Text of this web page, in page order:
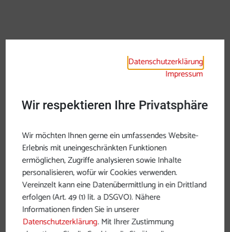
Datenschutzerklärung
Impressum
Wir respektieren Ihre Privatsphäre
Wir möchten Ihnen gerne ein umfassendes Website-
Erlebnis mit uneingeschränkten Funktionen
ermöglichen, Zugriffe analysieren sowie Inhalte
personalisieren, wofür wir Cookies verwenden.
Vereinzelt kann eine Datenübermittlung in ein Drittland
erfolgen (Art. 49 (1) lit. a DSGVO). Nähere
Informationen finden Sie in unserer
Datenschutzerklärung. Mit Ihrer Zustimmung